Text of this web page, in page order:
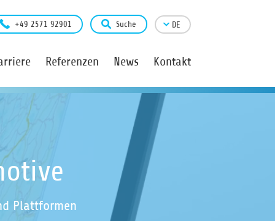
Referenzen News Kontakt
+49 2571 92901 Suche DE
Plattformen